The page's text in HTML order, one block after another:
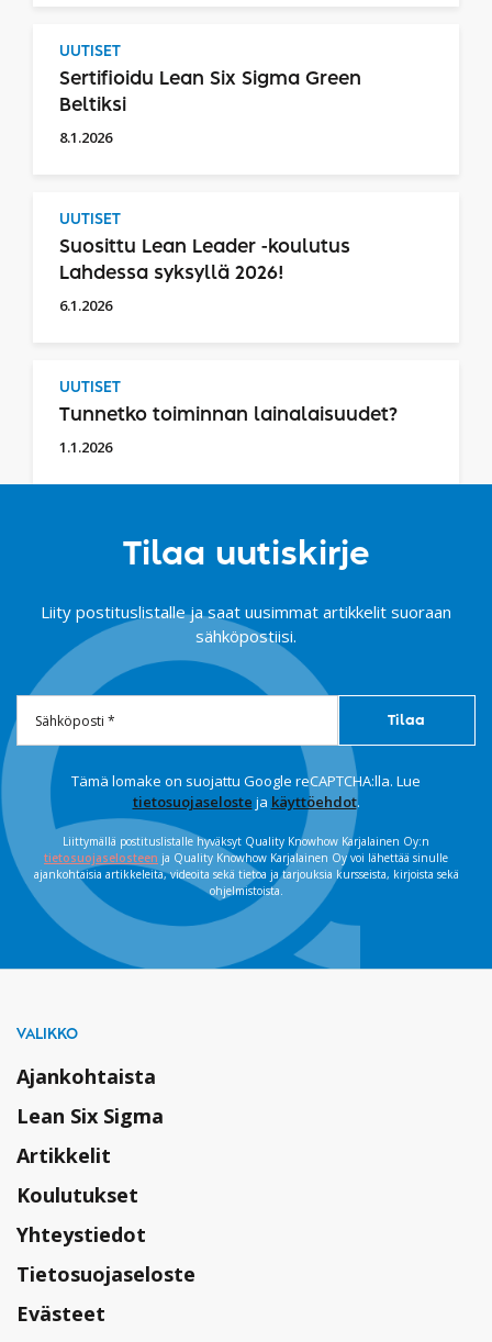
UUTISET
Sertifioidu Lean Six Sigma Green
Beltiksi
8.1.2026
UUTISET
Suosittu Lean Leader -koulutus
Lahdessa syksyllä 2026!
6.1.2026
UUTISET
Tunnetko toiminnan lainalaisuudet?
1.1.2026
Tilaa uutiskirje
Liity postituslistalle ja saat uusimmat artikkelit suoraan
sähköpostiisi.
Tämä lomake on suojattu Google reCAPTCHA:lla. Lue
tietosuojaseloste ja käyttöehdot.
Liittymällä postituslistalle hyväksyt Quality Knowhow Karjalainen Oy:n
tietosuojaselosteen ja Quality Knowhow Karjalainen Oy voi lähettää sinulle
ajankohtaisia artikkeleita, videoita sekä tietoa ja tarjouksia kursseista, kirjoista sekä
ohjelmistoista.
VALIKKO
Ajankohtaista
Lean Six Sigma
Artikkelit
Koulutukset
Yhteystiedot
Tietosuojaseloste
Evästeet